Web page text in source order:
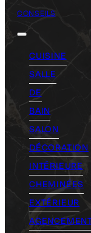
CONSEILS
CUISINE
SALLE
DE
BAIN
SALON
DÉCORATION
INTÉRIEURE
CHEMINÉES
EXTÉRIEUR